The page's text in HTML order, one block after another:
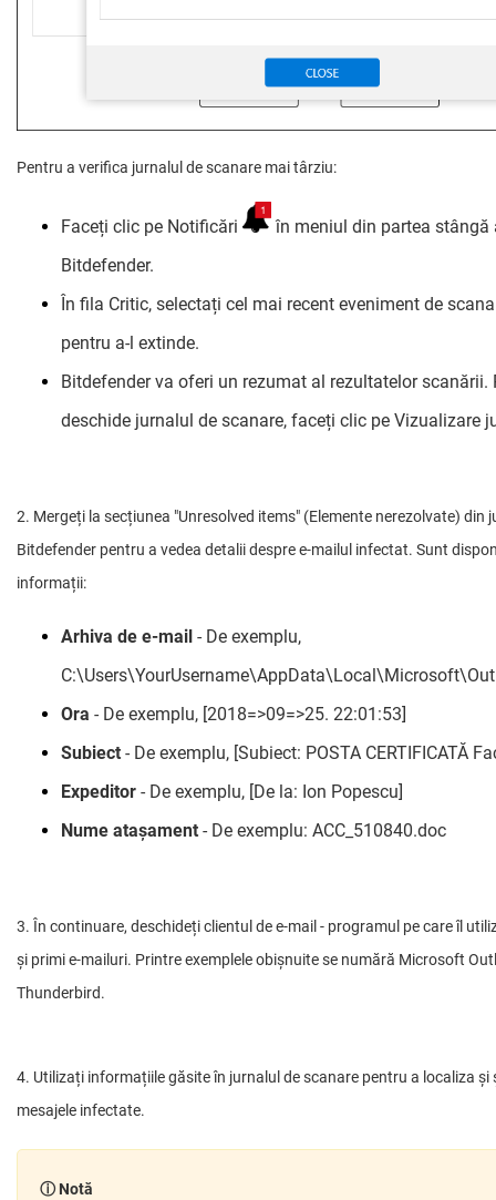
Pentru a verifica jurnalul de scanare mai târziu:
Faceți clic pe Notificări
în meniul din partea stângă
Bitdefender.
În fila Critic, selectați cel mai recent eveniment de
pentru a-l extinde.
Bitdefender va oferi un rezumat al rezultatelor scanării.
deschide jurnalul de scanare, faceți clic pe Vizualizare
2. Mergeți la secțiunea "Unresolved items" (Elemente nerezolvate) din
Bitdefender pentru a vedea detalii despre e-mailul infectat. Sunt
informații:
Arhiva de e-mail - De exemplu,
Ora - De exemplu, [2018=>09=>25. 22:01:53]
Subiect - De exemplu, [Subiect: POSTA CERTIFICATĂ
Expeditor - De exemplu, [De la: Ion Popescu]
Nume atașament - De exemplu: ACC_510840.doc
3. În continuare, deschideți clientul de e-mail - programul pe care îl
și primi e-mailuri. Printre exemplele obișnuite se numără Microsoft
Thunderbird.
4. Utilizați informațiile găsite în jurnalul de scanare pentru a localiza și
mesajele infectate.
ⓘ Notă